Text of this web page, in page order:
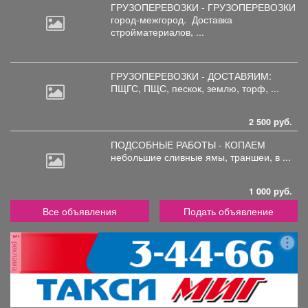
ГРУЗОПЕРЕВОЗКИ - ГРУЗОПЕРЕВОЗКИ
город-межгород. Доставка
стройматериалов, ...
ГРУЗОПЕРЕВОЗКИ - ДОСТАВЯИМ:
ПЩГС, ПЩС, пескок, землю, торф, ...
2 500 руб.
ПОДСОБНЫЕ РАБОТЫ - КОПАЕМ
небольшие сливные ямы, траншеи, в ...
1 000 руб.
Все объявления Подать объявление
реклама